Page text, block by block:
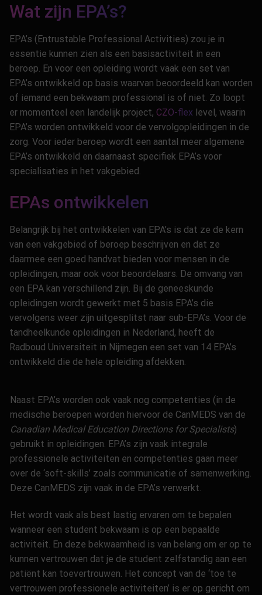
Wat zijn EPA’s?
EPA’s (Entrustable Professional Activities) zou je in
essentie kunnen zien als een basisactiviteit in een
beroep. En voor een opleiding wordt vaak een set van
EPA’s ontwikkeld op basis waarvan beoordeeld kan worden
of iemand een bekwaam professional is of niet. Zo loopt
er momenteel een landelijk project, CZO-flex level, waarin
EPA’s worden ontwikkeld voor de vervolgopleidingen in de
zorg. Voor ieder beroep wordt een aantal meer algemene
EPA’s ontwikkeld en daarnaast specifiek EPA’s voor
specialisaties in het vakgebied.
EPAs ontwikkelen
Belangrijk bij het ontwikkelen van EPA’s is dat ze de kern
van een vakgebied of beroep beschrijven en dat ze
daarmee een goed handvat bieden voor mensen in de
opleidingen, maar ook voor beoordelaars. De omvang van
een EPA kan verschillend zijn. Bij de geneeskunde
opleidingen wordt gewerkt met 5 basis EPA’s die
vervolgens weer zijn uitgesplitst naar sub-EPA’s. Voor de
tandheelkunde opleidingen in Nederland, heeft de
Radboud Universiteit in Nijmegen een set van 14 EPA’s
ontwikkeld die de hele opleiding afdekken.
Naast EPA’s worden ook vaak nog competenties (in de
medische beroepen worden hiervoor de CanMEDS van de
Canadian Medical Education Directions for Specialists)
gebruikt in opleidingen. EPA’s zijn vaak integrale
professionele activiteiten en competenties gaan meer
over de ‘soft-skills’ zoals communicatie of samenwerking.
Deze CanMEDS zijn vaak in de EPA’s verwerkt.
Het wordt vaak als best lastig ervaren om te bepalen
wanneer een student bekwaam is op een bepaalde
activiteit. En deze bekwaamheid is van belang om er op te
kunnen vertrouwen dat je de student zelfstandig aan een
patiënt kan toevertrouwen. Het concept van de ‘toe te
vertrouwen professionele activiteiten’ is er op gericht om